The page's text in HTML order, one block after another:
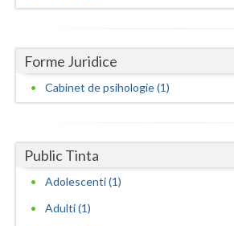
Salaj
Satu-Mare
Suceava
Forme Juridice
Cabinet de psihologie (1)
Public Tinta
Adolescenti (1)
Adulti (1)